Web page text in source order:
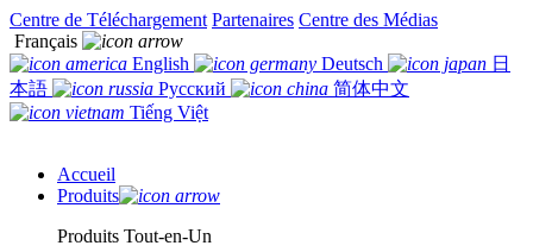
Centre de Téléchargement Partenaires Centre des Médias
Français
English
Deutsch
日
本語
Русский
简体中文
Tiếng Việt
Accueil
Produits
Produits Tout-en-Un